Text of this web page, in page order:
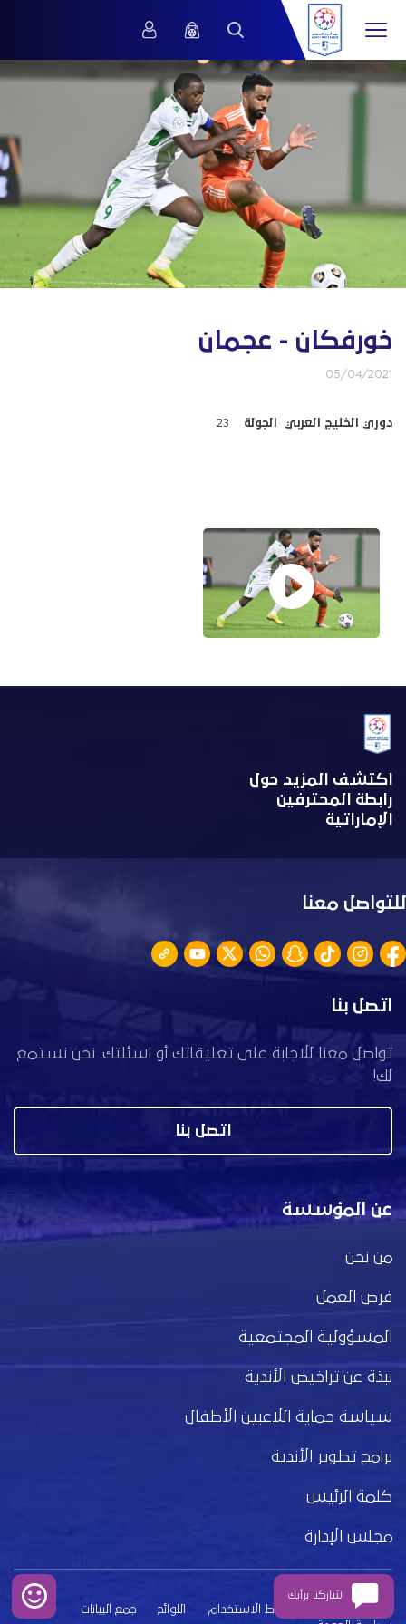
خورفكان - عجمان
05/04/2021
دوري الخليج العربي الجولة 23
اكتشف المزيد حول
رابطة المحترفين
الإماراتية
للتواصل معنا
اتصل بنا
تواصل معنا للاجابة على تعليقاتك أو اسئلتك. نحن نستمع
لك!
اتصل بنا
عن المؤسسة
من نحن
فرص العمل
المسؤولية المجتمعية
نبذة عن تراخيص الأندية
سياسة حماية اللاعبين الأطفال
برامج تطوير الأندية
كلمة الرئيس
مجلس الإدارة
بيان الخصوصية شروط الاستخدام اللوائح
جمع البيانات
شاركنا برأيك